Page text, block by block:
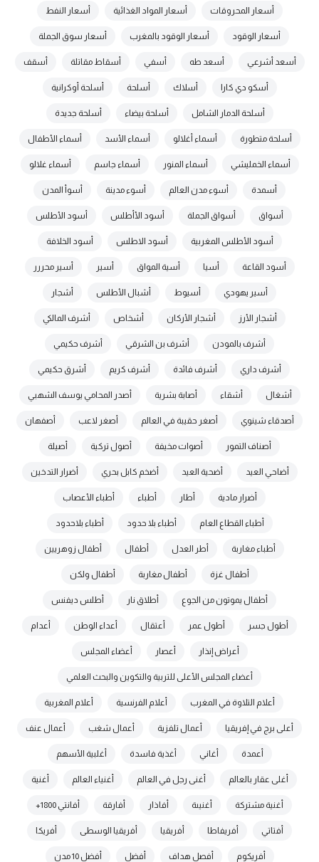
أسعار المحروقات أسعار المواد الغذائية أسعار النفط
أسعار الوقود أسعار الوقود بالمغرب أسعار سوق الجملة
أسعد أشرعي أسعد طه أسفي أسقاط مقاتلة أسقف
أسكو دي كارا أسلاك أسلحة أسلحة أوكرانية
أسلحة الدمار الشامل أسلحة بيضاء أسلحة جديدة
أسلحة متطورة أسماء أغلالو أسماء الأسد أسماء الأطفال
أسماء الخمليشي أسماء المنور أسماء جاسم أسماء غلالو
أسمدة أسوء مدن العالم أسوء مدينة أسوأ المدن
أسواق أسواق الجملة أسود الأأطلس أسود الأطلس
أسود الأطلس المغربية أسود الاطلس أسود الخلافة
أسود القاعة أسيا أسية المواق أسير أسير محررر
أسير يهودي أسيوط أشبال الأطلس أشجار
أشجار الأرز أشجار الأركان أشخاص أشرف المالكي
أشرف بالمودن أشرف بن الشرقي أشرف حكيمي
أشرف داري أشرف فائدة أشرف كريم أشرق حكيمي
أشغال أشقاء أصابة بشرية أصدر المحامي يوسف الشهبي
أصدقاء شينوي أصغر حقيبة في العالم أصغر لاعب أصفهان
أصناف التمور أصوات مخيفة أصول تركية أصيلة
أضاحي العيد أضحية العيد أضخم كابل بحري أضرار التدخين
أضرار مادية أطار أطباء أطباء الأعصاب
أطباء القطاع العام أطباء بلا حدود أطباء بلاحدود
أطباء مغاربة أطر العدل أطفال أطفال زوهريين
أطفال غزة أطفال مغاربة أطفال ولكن
أطفال يموتون من الجوع أطلاق نار أطلس ديفنس
أطول جسر أطول عمر أعتقال أعداء الوطن أعدام
أعراض إنذار أعصار أعضاء المجلس
أعضاء المجلس الأعلى للتربية والتكوين والبحث العلمي
أعلام التلاوة في المغرب أعلام الفرنسية أعلام المغربية
أعلى برج في إفريقيا أعمال تلفزية أعمال شغب أعمال عنف
أعمدة أغاني أغذية فاسدة أغلبية الأسهم
أغلى عقار بالعالم أغنى رجل في العالم أغنياء العالم أغنية
أغنية مشتركة أغنيىة أفاذار أفارقة أفانتي 1800+
أفتاتي أفريفاطا أفريقيا أفريقيا الوسطى أفريكا
أفريكوم أفصل هداف أفضل أفضل 10 مدن